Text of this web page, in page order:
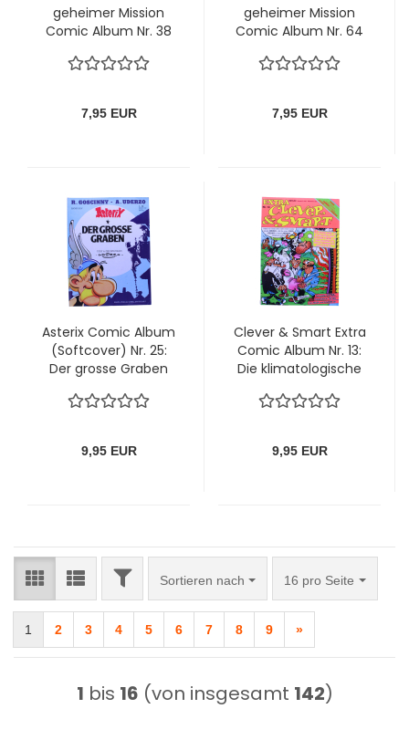
geheimer Mission
Comic Album Nr. 38
hau'n auf den Putz,
7,95 EUR
geheimer Mission
Comic Album Nr. 64
verbohrt, verstört
7,95 EUR
Asterix Comic Album
(Softcover) Nr. 25:
Der grosse Graben
Auflage)
9,95 EUR
Clever & Smart Extra
Comic Album Nr. 13:
Die klimatologische
9,95 EUR
FILTERSortieren nach
Sortieren nach 16 pro Seite
pro Seite
1 2 3 4 5 6 7 8 9 »
1 bis 16 (von insgesamt 142)